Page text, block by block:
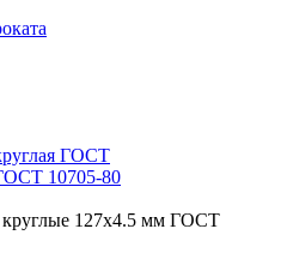
ГОСТ
10705-80
круглые 127x4.5 мм ГОСТ